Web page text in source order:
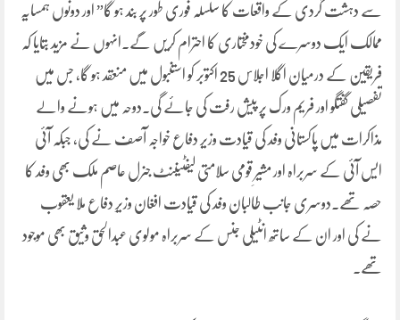
سے دہشت گردی کے واقعات کا سلسلہ فوری طور پر بند ہو گا” اور دونوں ہمسایہ
ممالک ایک دوسرے کی خودمختاری کا احترام کریں گے۔انہوں نے مزید بتایا کہ
فریقین کے درمیان اگلا اجلاس 25 اکتوبر کو استنبول میں منعقد ہو گا، جس میں
تفصیلی گفتگو اور فریم ورک پر پیش رفت کی جائے گی۔دوحہ میں ہونے والے
مذاکرات میں پاکستانی وفد کی قیادت وزیر دفاع خواجہ آصف نے کی، جبکہ آئی
ایس آئی کے سربراہ اور مشیرِ قومی سلامتی لیفٹیننٹ جنرل عاصم ملک بھی وفد کا
حصہ تھے۔دوسری جانب طالبان وفد کی قیادت افغان وزیرِ دفاع ملا یعقوب
نے کی اور ان کے ساتھ انٹیلی جنس کے سربراہ مولوی عبدالحق وثیق بھی موجود
تھے۔